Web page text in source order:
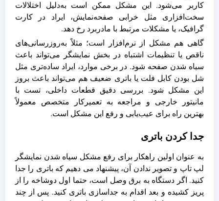
کاربر می‌شود. این مشکل ممکن است به‌دلیل اختلالات
سخت‌افزاری مثل خرابی صفحه‌نمایش، ایراد در کارت
گرافیک، یا مشکلات مرتبط با مادربرد رخ دهد.
گاهی هم مشکل از نرم‌افزار است؛ مثلاً به‌روزرسانی‌های
ناقص یا تنظیمات اشتباه در بخش نمایشگر می‌تواند باعث
سیاه شدن صفحه شود. در برخی موارد، ایراد ساده‌تری مثل
شل بودن کابل فلت یا باتری ضعیف هم می‌تواند باعث بروز
این مشکل شود. بررسی دقیق قطعات داخلی، تست با
مانیتور خارجی و مراجعه به تعمیرکار متخصص معمولاً
بهترین راه برای عیب‌یابی و رفع این مشکل است.
جدا کردن باتری
به عنوان اولین راهکار برای رفع مشکل سیاه شدن نمایشگر
لپ تاپ و تصویر ندادن آن، پیشنهاد می دهیم که باتری را جدا
کنید. اگر دستگاه به برق وصل است، حتما اول دوشاخه را از
پریز کشیده و بعد اقدام به جداسازی باتری کنید. پس از چند